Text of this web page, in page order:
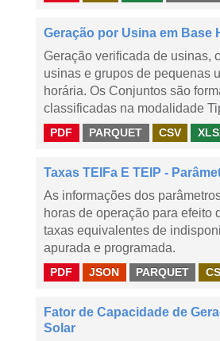
Geração por Usina em Base
Geração verificada de usinas,
usinas e grupos de pequenas
horária. Os Conjuntos são
classificadas na modalidade
PDF PARQUET CSV
Taxas TEIFa E TEIP -
As informações dos
horas de operação para efeito
taxas equivalentes de
apurada e programada.
PDF JSON PARQUET
Fator de Capacidade de
Solar